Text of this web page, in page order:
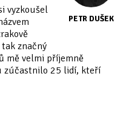
PETR DUŠEK
vyzkoušel
značný
mě velmi příjemně
zúčastnilo 25 lidí, kteří